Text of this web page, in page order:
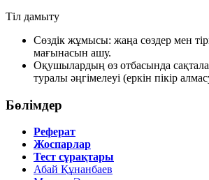
Тіл дамыту
Сөздік жұмысы: жаңа сөздер мен
мағынасын ашу.
Оқушылардың өз отбасында
туралы әңгімелеуі (еркін пікір
Бөлімдер
Реферат
Жоспарлар
Тест сұрақтары
Абай Құнанбаев